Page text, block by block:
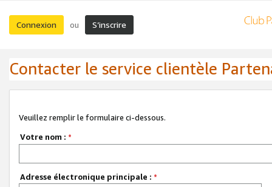
Connexion ou S’inscrire
Contacter le service clientèle
Veuillez remplir le formulaire ci-dessous.
Votre nom : *
Adresse électronique principale : *